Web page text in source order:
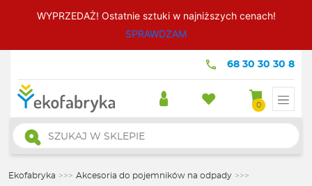
WYPRZEDAŻ! Ostatnie sztuki w najniższych cenach!
SPRAWDZAM
68 30 30 30 8
0
Wyszukiwarka
produktów
Ekofabryka >>> Akcesoria do pojemników na odpady >>>